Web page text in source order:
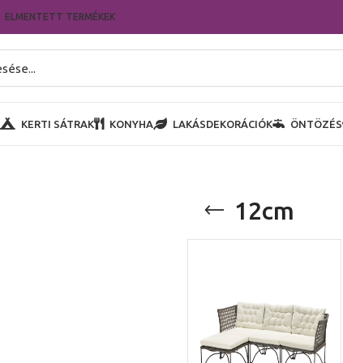
ELMENTETT TERMÉKEK
KERTI SÁTRAK KONYHA LAKÁSDEKORÁCIÓK ÖNTÖZÉS
12cm